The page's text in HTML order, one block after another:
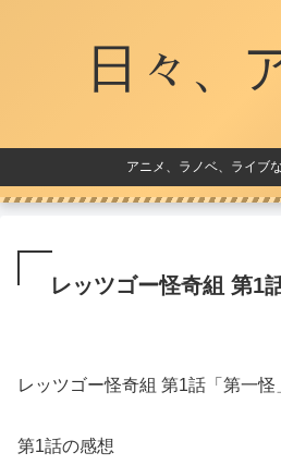
日々、
アニメ、ラノベ、ライブ
レッツゴー怪奇組 第1
レッツゴー怪奇組 第1話「第一怪
第1話の感想